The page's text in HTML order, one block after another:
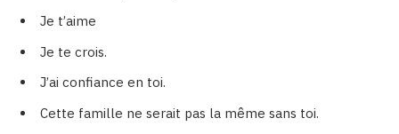
Je t’aime
Je te crois.
J’ai confiance en toi.
Cette famille ne serait pas la même sans toi.